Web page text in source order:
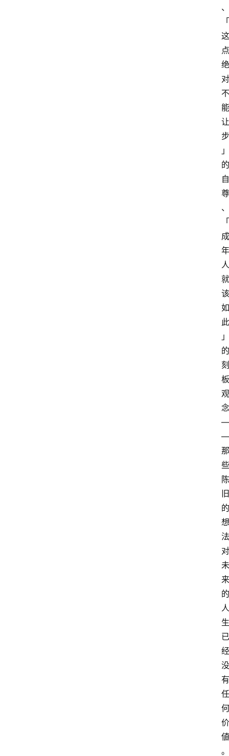
、
「
这
点
绝
对
不
能
让
步
」
的
自
尊
、
「
成
年
人
就
该
如
此
」
的
刻
板
观
念
—
—
那
些
陈
旧
的
想
法
对
未
来
的
人
生
已
经
没
有
任
何
价
値
。